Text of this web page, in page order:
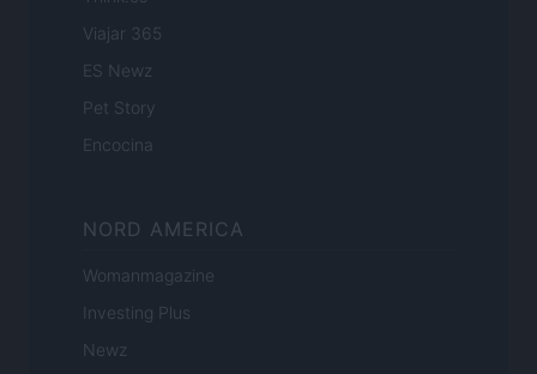
Viajar 365
ES Newz
Pet Story
Encocina
NORD AMERICA
Womanmagazine
Investing Plus
Newz